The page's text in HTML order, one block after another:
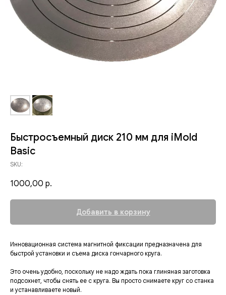
Быстросъемный диск 210 мм для iMold
Basic
SKU:
1000,00 р.
Добавить в корзину
Инновационная система магнитной фиксации предназначена для
быстрой установки и съема диска гончарного круга.
Это очень удобно, поскольку не надо ждать пока глиняная заготовка
подсохнет, чтобы снять ее с круга. Вы просто снимаете круг со станка
и устанавливаете новый.